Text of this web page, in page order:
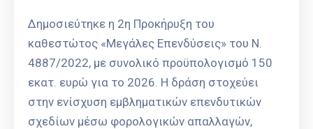
Δημοσιεύτηκε η 2η Προκήρυξη του
καθεστώτος «Μεγάλες Επενδύσεις» του Ν.
4887/2022, με συνολικό προϋπολογισμό 150
εκατ. ευρώ για το 2026. Η δράση στοχεύει
στην ενίσχυση εμβληματικών επενδυτικών
σχεδίων μέσω φορολογικών απαλλαγών,